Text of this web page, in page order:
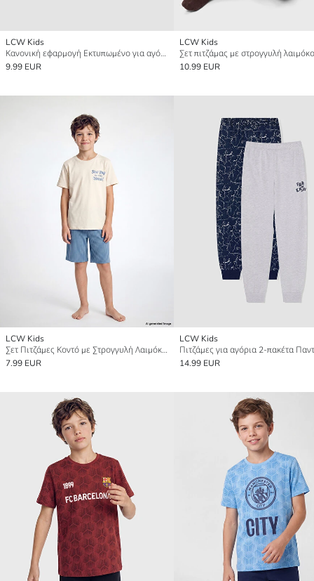
LCW Kids
Κανονική εφαρμογή Εκτυπωμένο για αγόρια 2-πακέτα Παντελόνι πιτζάμας
9.99 EUR
LCW Kids
10.99 EUR
LCW Kids
Σετ Πιτζάμες Κοντό με Στρογγυλή Λαιμόκοψη για Αγόρια
7.99 EUR
LCW Kids
14.99 EUR